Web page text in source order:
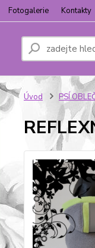
Fotogalerie Kontakty
Úvod PSÍ